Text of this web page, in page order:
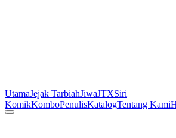
UtamaJejak TarbiahJiwaJTXSiri
KomikKomboPenulisKatalogTentang Kami